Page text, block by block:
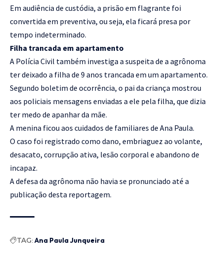
Em audiência de custódia, a prisão em flagrante foi
convertida em preventiva, ou seja, ela ficará presa por
tempo indeterminado.
Filha trancada em apartamento
A Polícia Civil também investiga a suspeita de a agrônoma
ter deixado a filha de 9 anos trancada em um apartamento.
Segundo boletim de ocorrência, o pai da criança mostrou
aos policiais mensagens enviadas a ele pela filha, que dizia
ter medo de apanhar da mãe.
A menina ficou aos cuidados de familiares de Ana Paula.
O caso foi registrado como dano, embriaguez ao volante,
desacato, corrupção ativa, lesão corporal e abandono de
incapaz.
A defesa da agrônoma não havia se pronunciado até a
publicação desta reportagem.
TAG:Ana Paula Junqueira